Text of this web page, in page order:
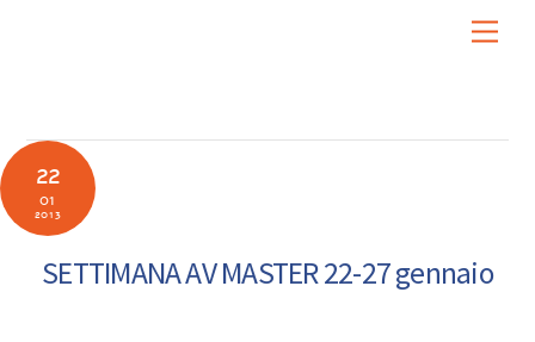
22
01
2013
SETTIMANA AV MASTER 22-27 gennaio